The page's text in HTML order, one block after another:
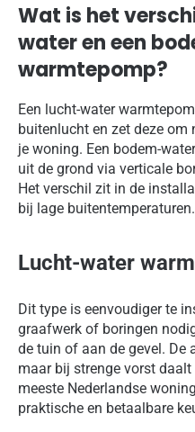
Wat is het
water en een
warmtepomp?
Een lucht-water
buitenlucht en zet deze
je woning. Een bodem-
uit de grond via verticale
Het verschil zit in de
bij lage buitentemperaturen.
Lucht-water
Dit type is eenvoudiger te
graafwerk of boringen
de tuin of aan de gevel. De
maar bij strenge vorst
meeste Nederlandse
praktische en betaalbare